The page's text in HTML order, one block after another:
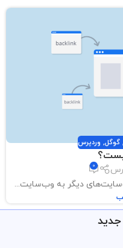
, گوگل, وردپرس
0
دیگر به وب‌سایت...